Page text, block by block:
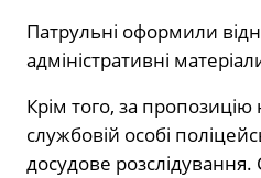
Патрульні оформили
адміністративні
Крім того, за
службовій особі
досудове розслідування.